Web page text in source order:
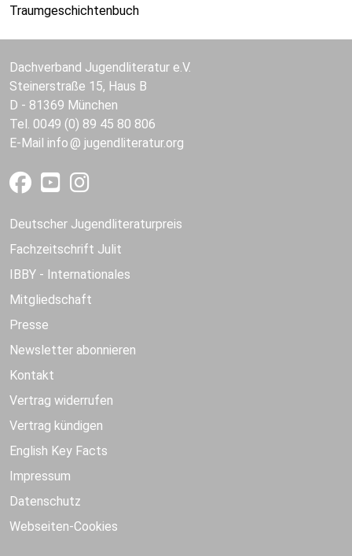
Traumgeschichtenbuch
Dachverband Jugendliteratur e.V.
Steinerstraße 15, Haus B
D - 81369 München
Tel. 0049 (0) 89 45 80 806
E-Mail info jugendliteratur.org
Deutscher Jugendliteraturpreis
Fachzeitschrift Julit
IBBY - Internationales
Mitgliedschaft
Presse
Newsletter abonnieren
Kontakt
Vertrag widerrufen
Vertrag kündigen
English Key Facts
Impressum
Datenschutz
Webseiten-Cookies